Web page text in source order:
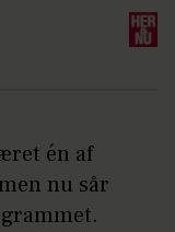
én af
nu sår